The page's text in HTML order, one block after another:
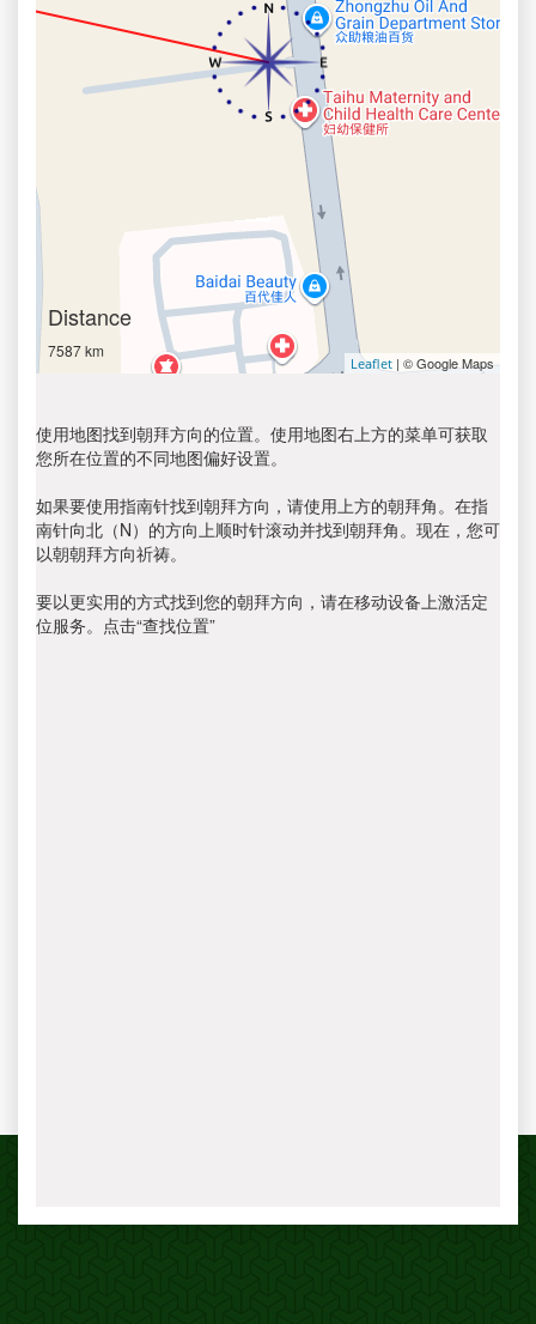
Distance
7587 km
Leaflet | © Google Maps
使用地图找到朝拜方向的位置。使用地图右上方的菜单可获取
您所在位置的不同地图偏好设置。
如果要使用指南针找到朝拜方向，请使用上方的朝拜角。在指
南针向北（N）的方向上顺时针滚动并找到朝拜角。现在，您可
以朝朝拜方向祈祷。
要以更实用的方式找到您的朝拜方向，请在移动设备上激活定
位服务。点击“查找位置”